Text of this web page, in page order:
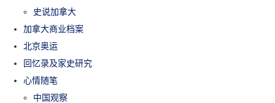
史说加拿大
加拿大商业档案
北京奥运
回忆录及家史研究
心情随笔
中国观察